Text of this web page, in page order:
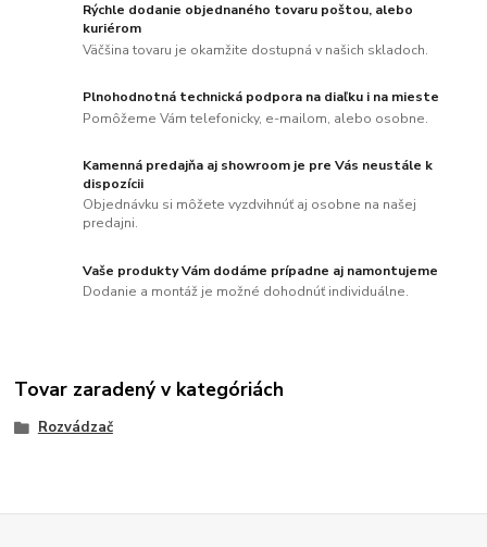
Rýchle dodanie objednaného tovaru poštou, alebo
kuriérom
Väčšina tovaru je okamžite dostupná v našich skladoch.
Plnohodnotná technická podpora na diaľku i na mieste
Pomôžeme Vám telefonicky, e-mailom, alebo osobne.
Kamenná predajňa aj showroom je pre Vás neustále k
dispozícii
Objednávku si môžete vyzdvihnúť aj osobne na našej
predajni.
Vaše produkty Vám dodáme prípadne aj namontujeme
Dodanie a montáž je možné dohodnúť individuálne.
Tovar zaradený v kategóriách
Rozvádzač